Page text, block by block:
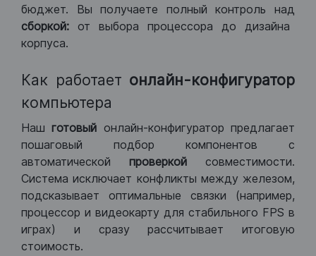
бюджет. Вы получаете полный контроль над
сборкой: от выбора процессора до дизайна
корпуса.
Как работает онлайн-конфигуратор
компьютера
Нашготовый онлайн-конфигуратор предлагает
пошаговый подбор компонентов с
автоматической проверкой совместимости.
Система исключает конфликты между железом,
подсказывает оптимальные связки (например,
процессор и видеокарту для стабильного FPS в
играх) и сразу рассчитывает итоговую
стоимость.